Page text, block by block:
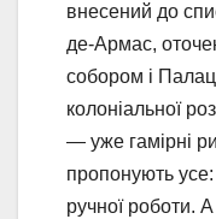
внесений до
де-Армас,
собором і
колоніальної
— уже гамірні
пропонують усе:
ручної роботи.